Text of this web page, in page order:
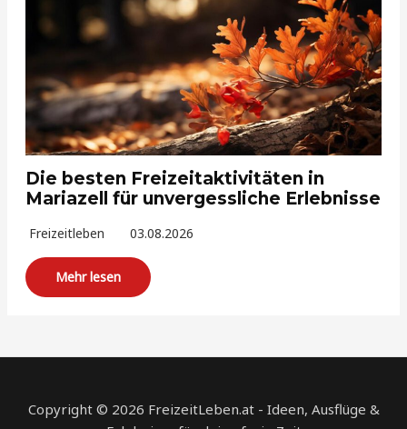
Die besten Freizeitaktivitäten in
Mariazell für unvergessliche Erlebnisse
Freizeitleben 03.08.2026
Mehr lesen
Copyright © 2026 FreizeitLeben.at - Ideen, Ausflüge &